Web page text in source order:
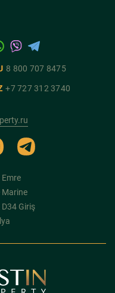
8 800 707 8475
+7 727 312 3740
Marine
D34 Giriş